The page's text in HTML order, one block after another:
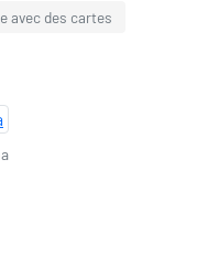
avec des cartes